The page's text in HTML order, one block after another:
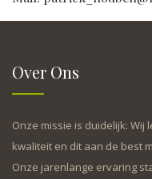
Over Ons
Onze missie is duidelijk:
kwaliteit en dit aan de best
Onze jarenlange ervaring